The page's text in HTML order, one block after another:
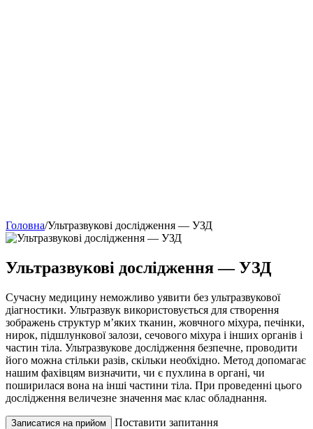
Головна/Ультразвукові дослідження — УЗД
Ультразвукові дослідження — УЗД
Сучасну медицину неможливо уявити без ультразвукової
діагностики. Ультразвук використовується для створення
зображень структур м’яких тканин, жовчного міхура, печінки,
нирок, підшлункової залози, сечового міхура і інших органів і
частин тіла. Ультразвукове дослідження безпечне, проводити
його можна стільки разів, скільки необхідно. Метод допомагає
нашим фахівцям визначити, чи є пухлина в органі, чи
поширилася вона на інші частини тіла. При проведенні цього
дослідження величезне значення має клас обладнання.
Записатися на прийом Поставити запитання